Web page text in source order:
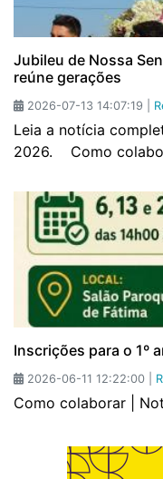
Jubileu de Nossa
reúne gerações
2026-07-13 14:07:19 |
Leia a notícia
2026. Como
Inscrições para o 1º
2026-06-11 12:22:00 |
Como colaborar |